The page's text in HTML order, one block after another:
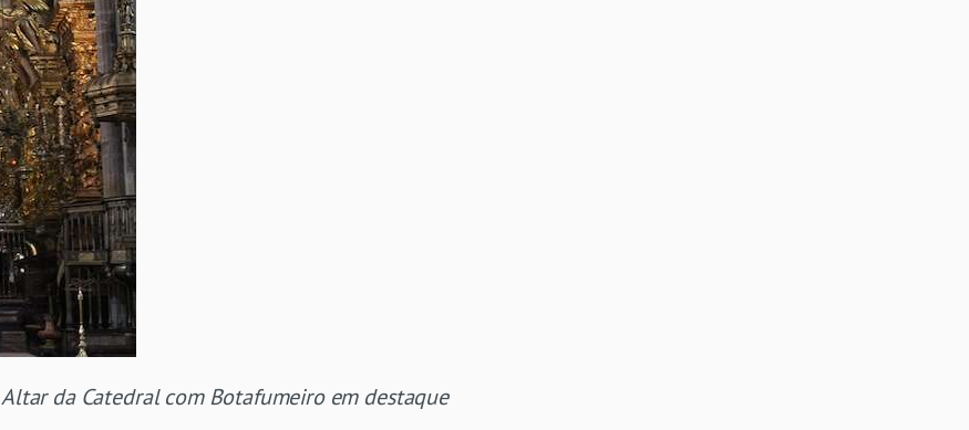
Altar da Catedral com Botafumeiro em destaque